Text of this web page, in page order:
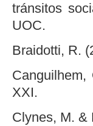
tránsitos
UOC.
Braidotti, R.
XXI.
Clynes, M. &